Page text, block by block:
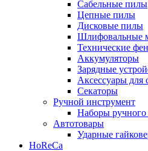
Сабельные пилы
Цепные пилы
Дисковые пилы
Шлифовальные
Технические
Аккумуляторы
Зарядные
Аксессуары для
Секаторы
Ручной инструмент
Наборы ручного
Автотовары
Ударные
HoReCa